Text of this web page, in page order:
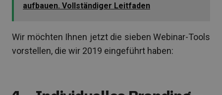
aufbauen. Vollständiger Leitfaden
Wir möchten Ihnen jetzt die sieben Webinar-Tools
vorstellen, die wir 2019 eingeführt haben: